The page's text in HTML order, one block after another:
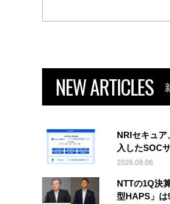
NEW ARTICLES
NRIセキュ
入したSOC
2026.08.06
NTTの1Q決
型HAPS」は